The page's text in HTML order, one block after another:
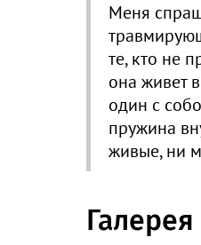
Меня
те, кто не
она живет
один с
пружина
живые, ни
Галерея